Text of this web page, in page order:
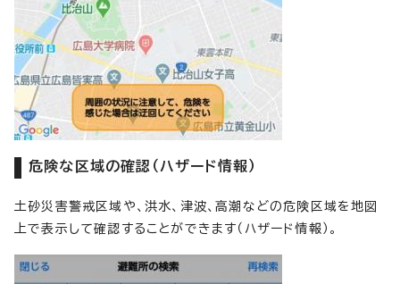
危険な区域の確認（ハザード情報）
土砂災害警戒区域や、洪水、津波、高潮などの危険区域を地図
上で表示して確認することができます（ハザード情報）。